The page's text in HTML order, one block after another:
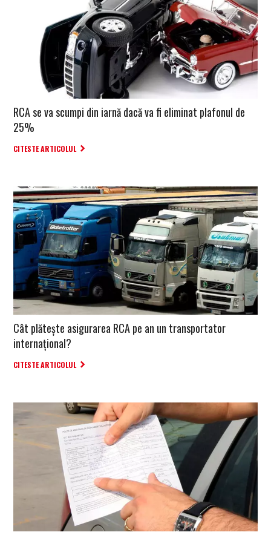
RCA se va scumpi din iarnă dacă va fi eliminat plafonul de
25%
CITESTE ARTICOLUL
Cât plătește asigurarea RCA pe an un transportator
internaţional?
CITESTE ARTICOLUL